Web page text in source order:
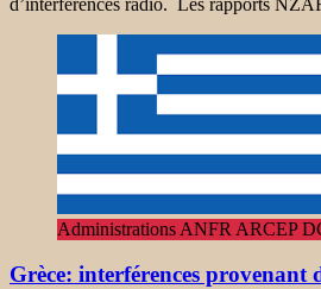
Administrations ANFR ARCEP
Grèce: interférences provenant